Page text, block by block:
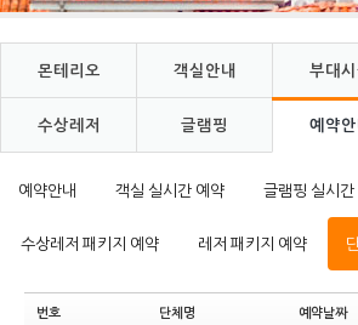
몬테리오 객실안내 부대
수상레저 글램핑 예약
예약안내 객실 실시간 예약 글램핑 실시
수상레저 패키지 예약 레저 패키지 예약
번호 단체명 예약날짜